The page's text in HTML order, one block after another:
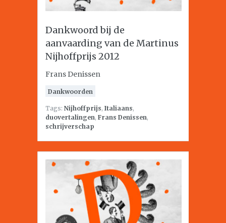
Dankwoord bij de
aanvaarding van de Martinus
Nijhoffprijs 2012
Frans Denissen
Dankwoorden
Tags: Nijhoffprijs, Italiaans,
duovertalingen, Frans Denissen,
schrijverschap